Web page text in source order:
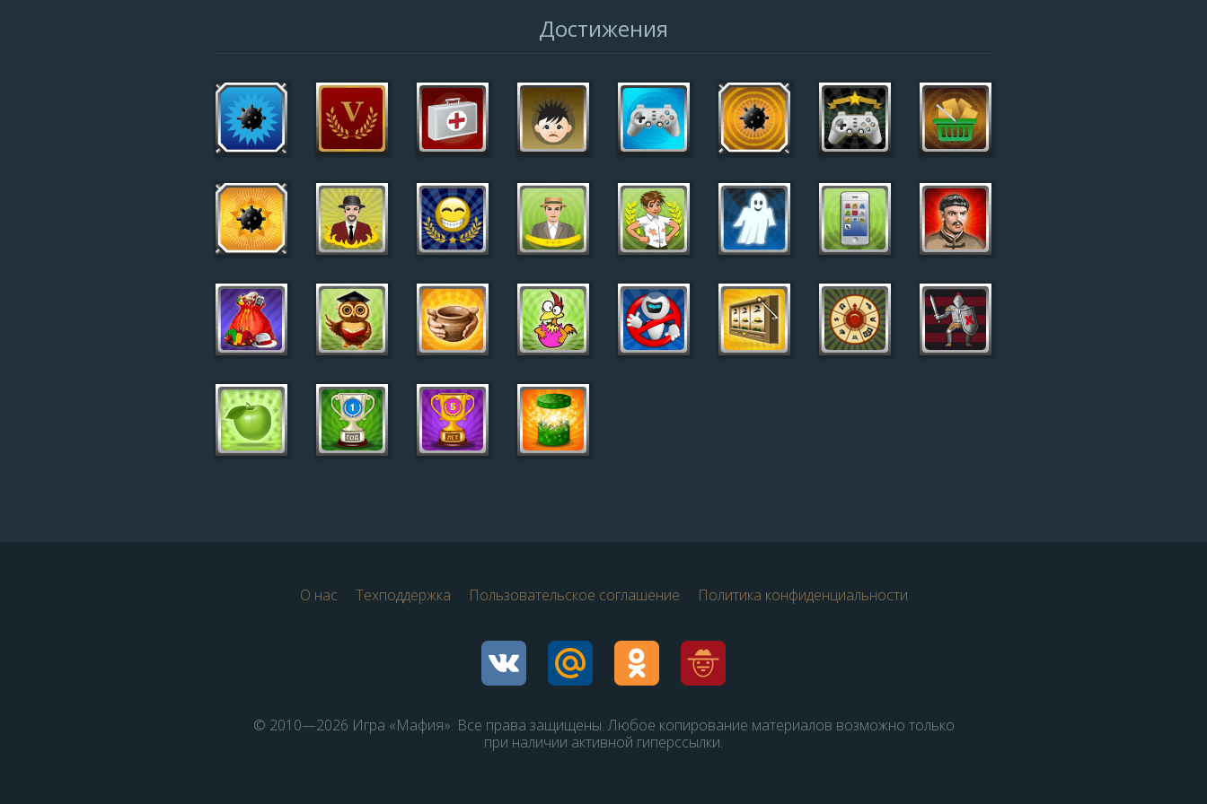
Достижения
О нас Техподдержка Пользовательское соглашение Политика конфиденциальности
© 2010—2026 Игра «Мафия». Все права защищены. Любое копирование материалов возможно только
при наличии активной гиперссылки.